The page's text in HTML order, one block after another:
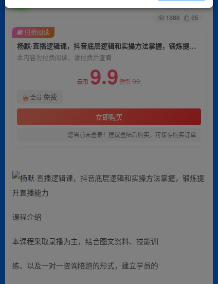
1888 65
杨默·直播逻辑课，抖音底层逻辑和实操方法掌握，锻炼提升直播能力
此内容为付费阅读，请付费后查看
云币 9.9云币99
会员 免费
立即购买
您当前未登录！建议登陆后购买，可保存购买订单
付费阅读
课程介绍
本课程采取录播为主，结合图文资料、技能训
练、以及一对一咨询陪跑的形式，建立学员的